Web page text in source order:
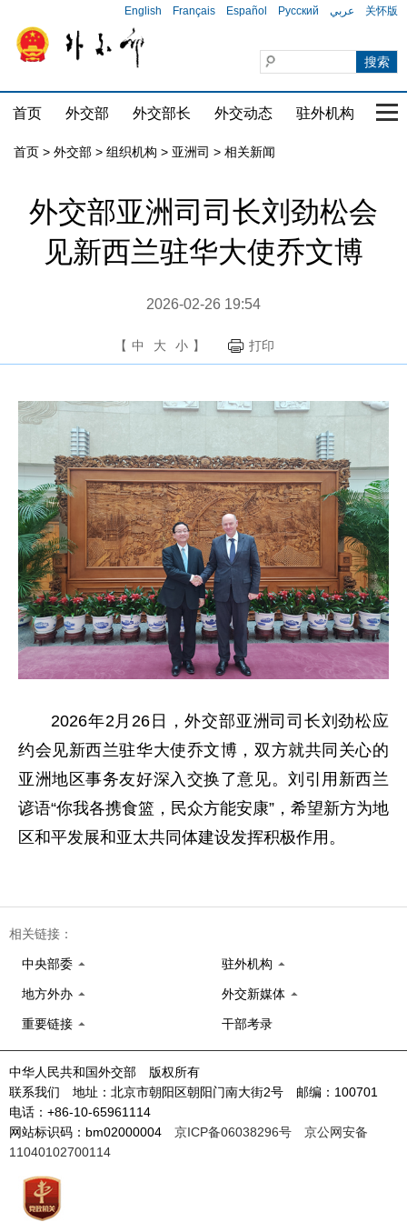
English Français Español Русский عربي 关怀版
首页 外交部 外交部长 外交动态 驻外机构 国
首页 > 外交部 > 组织机构 > 亚洲司 > 相关新闻
外交部亚洲司司长刘劲松会
见新西兰驻华大使乔文博
2026-02-26 19:54
【 中 大 小 】 打印
2026年2月26日，外交部亚洲司司长刘劲松应
约会见新西兰驻华大使乔文博，双方就共同关心的
亚洲地区事务友好深入交换了意见。刘引用新西兰
谚语“你我各携食篮，民众方能安康”，希望新方为地
区和平发展和亚太共同体建设发挥积极作用。
相关链接：
中央部委 驻外机构
地方外办 外交新媒体
重要链接 干部考录
中华人民共和国外交部 版权所有
联系我们 地址：北京市朝阳区朝阳门南大街2号 邮编：100701
电话：+86-10-65961114
网站标识码：bm02000004 京ICP备06038296号
京公网安备
11040102700114